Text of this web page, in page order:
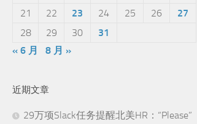
21
22 23 24 25 26
27
28
29 30
31
« 6 月
8 月 »
近期文章
29万项Slack任务提醒北美HR：“Please”